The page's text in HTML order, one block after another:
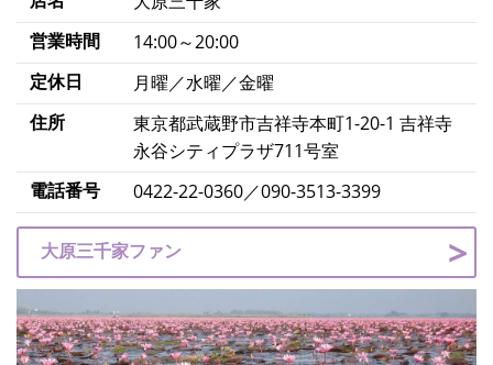
営業時間
14:00～20:00
定休日
月曜／水曜／金曜
住所
東京都武蔵野市吉祥寺本町1-20-1 吉祥寺
永谷シティプラザ711号室
電話番号
0422-22-0360／090-3513-3399
大原三千家ファン